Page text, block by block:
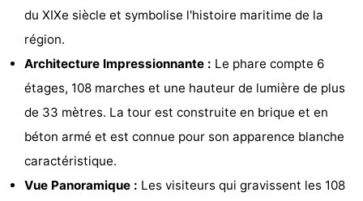
faire
d'intérêt
-
Musées
Monuments
du XIXe siècle et symbolise l'histoire maritime de la
région.
Architecture Impressionnante : Le phare compte 6
étages, 108 marches et une hauteur de lumière de plus
de 33 mètres. La tour est construite en brique et en
béton armé et est connue pour son apparence blanche
caractéristique.
Vue Panoramique : Les visiteurs qui gravissent les 108